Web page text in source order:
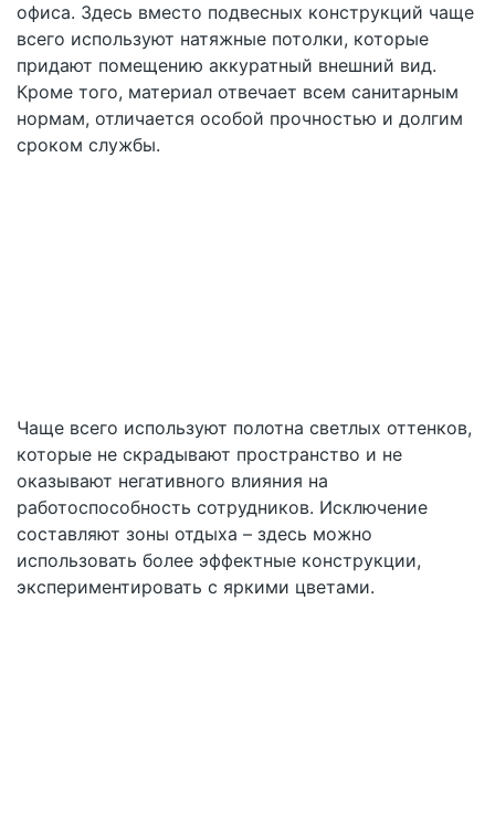
офиса. Здесь вместо подвесных конструкций чаще
всего используют натяжные потолки, которые
придают помещению аккуратный внешний вид.
Кроме того, материал отвечает всем санитарным
нормам, отличается особой прочностью и долгим
сроком службы.
Чаще всего используют полотна светлых оттенков,
которые не скрадывают пространство и не
оказывают негативного влияния на
работоспособность сотрудников. Исключение
составляют зоны отдыха – здесь можно
использовать более эффектные конструкции,
экспериментировать с яркими цветами.